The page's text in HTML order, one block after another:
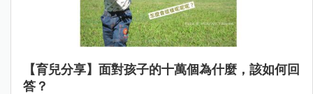
【育兒分享】面對孩子的十萬個為什麼，該如何回
答？